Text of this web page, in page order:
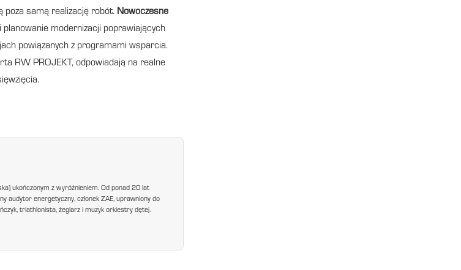
poza samą realizację robót. Nowoczesne
planowanie modernizacji poprawiających
powiązanych z programami wsparcia.
RW PROJEKT, odpowiadają na realne
ukończonym z wyróżnieniem. Od ponad 20 lat
audytor energetyczny, członek ZAE, uprawniony do
triathlonista, żeglarz i muzyk orkiestry dętej.